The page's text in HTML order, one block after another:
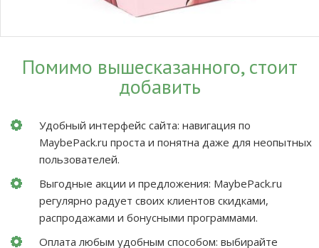
Помимо вышесказанного, стоит
добавить
Удобный интерфейс сайта: навигация по
MaybePack.ru проста и понятна даже для неопытных
пользователей.
Выгодные акции и предложения: MaybePack.ru
регулярно радует своих клиентов скидками,
распродажами и бонусными программами.
Оплата любым удобным способом: выбирайте